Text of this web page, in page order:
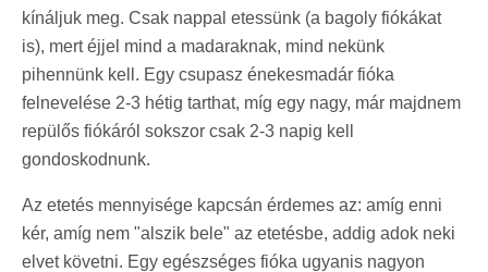
kínáljuk meg. Csak nappal etessünk (a bagoly fiókákat
is), mert éjjel mind a madaraknak, mind nekünk
pihennünk kell. Egy csupasz énekesmadár fióka
felnevelése 2-3 hétig tarthat, míg egy nagy, már majdnem
repülős fiókáról sokszor csak 2-3 napig kell
gondoskodnunk.
Az etetés mennyisége kapcsán érdemes az: amíg enni
kér, amíg nem "alszik bele" az etetésbe, addig adok neki
elvet követni. Egy egészséges fióka ugyanis nagyon